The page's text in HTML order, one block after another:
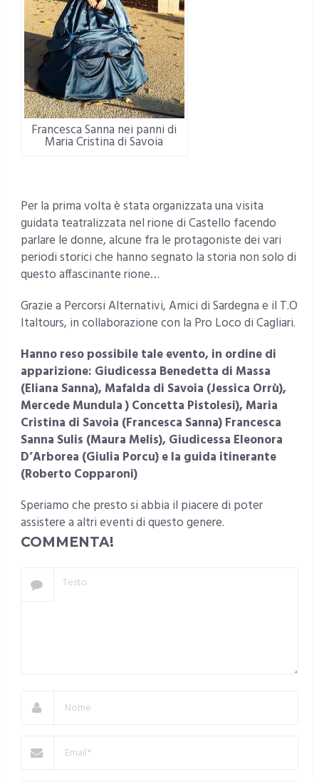
Francesca Sanna nei panni di
Maria Cristina di Savoia
Per la prima volta è stata organizzata una visita
guidata teatralizzata nel rione di Castello facendo
parlare le donne, alcune fra le protagoniste dei vari
periodi storici che hanno segnato la storia non solo di
questo affascinante rione…
Grazie a Percorsi Alternativi, Amici di Sardegna e il T.O
Italtours, in collaborazione con la Pro Loco di Cagliari.
Hanno reso possibile tale evento, in ordine di
apparizione: Giudicessa Benedetta di Massa
(Eliana Sanna), Mafalda di Savoia (Jessica Orrù),
Mercede Mundula ) Concetta Pistolesi), Maria
Cristina di Savoia (Francesca Sanna) Francesca
Sanna Sulis (Maura Melis), Giudicessa Eleonora
D’Arborea (Giulia Porcu) e la guida itinerante
(Roberto Copparoni)
Speriamo che presto si abbia il piacere di poter
assistere a altri eventi di questo genere.
COMMENTA!